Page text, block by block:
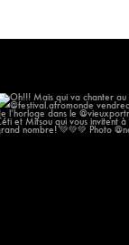
Oh!!! Mais qui va